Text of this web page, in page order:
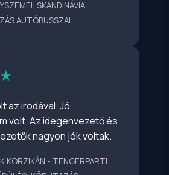
AUTÓBUSSZAL
volt. Az idegenvezető és
nagyon jók voltak.
KÖRUTAZÁS